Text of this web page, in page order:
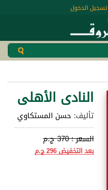
تسجيل الدخول
النادى الأهلى
تأليف: حسن المستكاوي
السعر :370 ج.م
بعد التخفيض296 ج.م